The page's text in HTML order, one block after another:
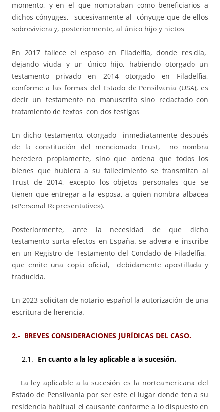
momento, y en el que nombraban como beneficiarios a
dichos cónyuges, sucesivamente al cónyuge que de ellos
sobreviviera y, posteriormente, al único hijo y nietos
En 2017 fallece el esposo en Filadelfia, donde residía,
dejando viuda y un único hijo, habiendo otorgado un
testamento privado en 2014 otorgado en Filadelfia,
conforme a las formas del Estado de Pensilvania (USA), es
decir un testamento no manuscrito sino redactado con
tratamiento de textos con dos testigos
En dicho testamento, otorgado inmediatamente después
de la constitución del mencionado Trust, no nombra
heredero propiamente, sino que ordena que todos los
bienes que hubiera a su fallecimiento se transmitan al
Trust de 2014, excepto los objetos personales que se
tienen que entregar a la esposa, a quien nombra albacea
(«Personal Representative»).
Posteriormente, ante la necesidad de que dicho
testamento surta efectos en España. se advera e inscribe
en un Registro de Testamento del Condado de Filadelfia,
que emite una copia oficial, debidamente apostillada y
traducida.
En 2023 solicitan de notario español la autorización de una
escritura de herencia.
2.- BREVES CONSIDERACIONES JURÍDICAS DEL CASO.
2.1.- En cuanto a la ley aplicable a la sucesión.
La ley aplicable a la sucesión es la norteamericana del
Estado de Pensilvania por ser este el lugar donde tenía su
residencia habitual el causante conforme a lo dispuesto en